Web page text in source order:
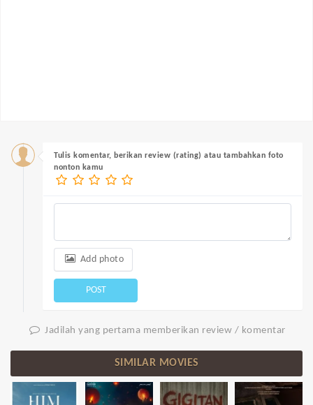
Tulis komentar, berikan review (rating) atau tambahkan foto
nonton kamu
Add photo
POST
Jadilah yang pertama memberikan review / komentar
SIMILAR MOVIES